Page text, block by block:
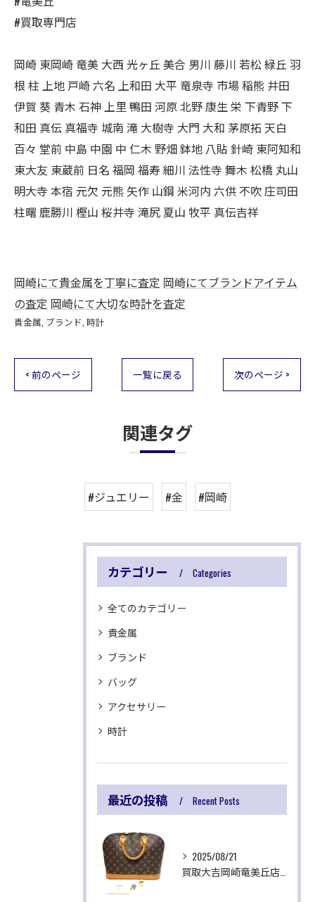
#買取専門店
岡崎 東岡崎 竜美 大西 光ヶ丘 美合 男川 藤川 若松 緑丘 羽
根 柱 上地 戸崎 六名 上和田 大平 竜泉寺 市場 稲熊 井田
伊賀 葵 青木 石神 上里 鴨田 河原 北野 康生 栄 下青野 下
和田 真伝 真福寺 城南 滝 大樹寺 大門 大和 茅原拓 天白
百々 堂前 中島 中園 中 仁木 野畑 鉢地 八貼 針崎 東阿知和
東大友 東蔵前 日名 福岡 福寿 細川 法性寺 舞木 松橋 丸山
明大寺 本宿 元欠 元熊 矢作 山鋼 米河内 六供 不吹 庄司田
柱曙 鹿勝川 樫山 桜井寺 滝尻 夏山 牧平 真伝吉祥
岡崎にて貴金属を丁寧に査定 岡崎にてブランドアイテム
の査定 岡崎にて大切な時計を査定
貴金属 ブランド 時計
< 前のページ 一覧に戻る 次のページ >
関連タグ
#ジュエリー #金 #岡崎
カテゴリー Categories
全てのカテゴリー
貴金属
ブランド
バッグ
アクセサリー
時計
最近の投稿 Recent Posts
2025/08/21